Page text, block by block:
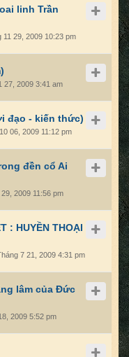
linh Trần
11 29, 2009 10:23 pm
27, 2009 3:41 am
đạo - kiến thức)
06, 2009 11:12 pm
đền cổ Ai
2009 11:56 pm
: HUYỀN THOẠI
7 21, 2009 4:31 pm
lâm của Đức
2009 5:52 pm